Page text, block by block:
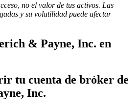
no el valor de tus activos. Las
y su volatilidad puede afectar
& Payne, Inc. en
tu cuenta de bróker de
Inc.